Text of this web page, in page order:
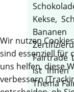
Kekse,
Fairtrade
ist ihnen
Thema
Wir nutzen
sind essenziell für
uns helfen, diese
verbessern